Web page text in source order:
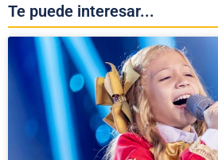
Te puede interesar...